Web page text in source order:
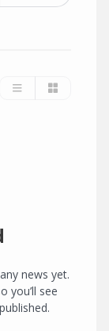
news yet.
you’ll see